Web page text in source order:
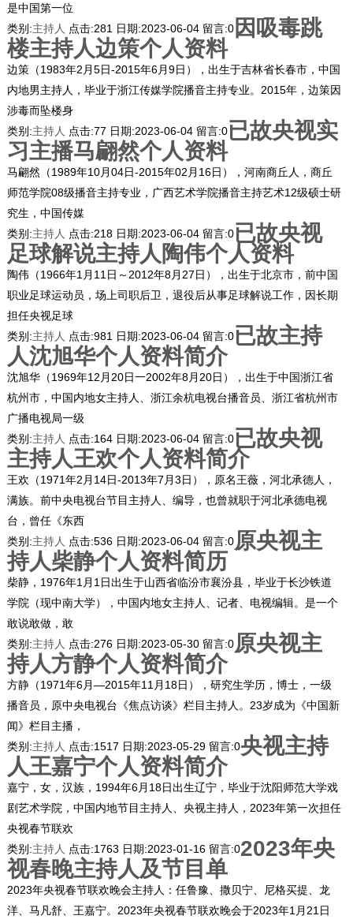
是中国第一位
类别:主持人 点击:281 日期:2023-06-04 留言:0 因吸毒跳
楼主持人边策个人资料
边策（1983年2月5日-2015年6月9日），出生于吉林省长春市，中国
内地男主持人，毕业于浙江传媒学院播音主持专业。2015年，边策因
涉毒而坠楼身
类别:主持人 点击:77 日期:2023-06-04 留言:0已故央视实
习主播马翩然个人资料
马翩然（1989年10月04日-2015年02月16日），河南商丘人，商丘
师范学院08级播音主持专业，广西艺术学院播音主持艺术12级硕士研
究生，中国传媒
类别:主持人 点击:218 日期:2023-06-04 留言:0已故央视
足球解说主持人陶伟个人资料
陶伟（1966年1月11日～2012年8月27日），出生于北京市，前中国
职业足球运动员，场上司职后卫，退役后从事足球解说工作，因长期
担任央视足球
类别:主持人 点击:981 日期:2023-06-04 留言:0已故主持
人沈旭华个人资料简介
沈旭华（1969年12月20日一2002年8月20日），出生于中国浙江省
杭州市，中国内地女主持人、浙江余杭电视台播音员、浙江省杭州市
广播电视局一级
类别:主持人 点击:164 日期:2023-06-04 留言:0已故央视
主持人王欢个人资料简介
王欢（1971年2月14日-2013年7月3日），原名王薇，河北承德人，
满族。前中央电视台节目主持人、编导，也曾就职于河北承德电视
台，曾任《东西
类别:主持人 点击:536 日期:2023-06-04 留言:0原央视主
持人柴静个人资料简历
柴静，1976年1月1日出生于山西省临汾市襄汾县，毕业于长沙铁道
学院（现中南大学），中国内地女主持人、记者、电视编辑。是一个
敢说敢做，敢
类别:主持人 点击:276 日期:2023-05-30 留言:0原央视主
持人方静个人资料简介
方静（1971年6月—2015年11月18日），研究生学历，博士，一级
播音员，原中央电视台《焦点访谈》栏目主持人。23岁成为《中国新
闻》栏目主播，
类别:主持人 点击:1517 日期:2023-05-29 留言:0央视主持
人王嘉宁个人资料简介
嘉宁，女，汉族，1994年6月18日出生辽宁，毕业于沈阳师范大学戏
剧艺术学院，中国内地节目主持人、央视主持人，2023年第一次担任
央视春节联欢
类别:主持人 点击:1763 日期:2023-01-16 留言:02023年央
视春晚主持人及节目单
2023年央视春节联欢晚会主持人：任鲁豫、撒贝宁、尼格买提、龙
洋、马凡舒、王嘉宁。2023年央视春节联欢晚会于2023年1月21日